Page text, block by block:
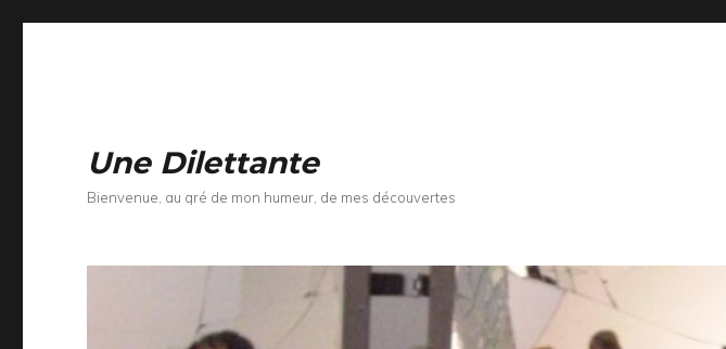
Une Dilettante
Bienvenue, au gré de mon humeur, de mes découvertes